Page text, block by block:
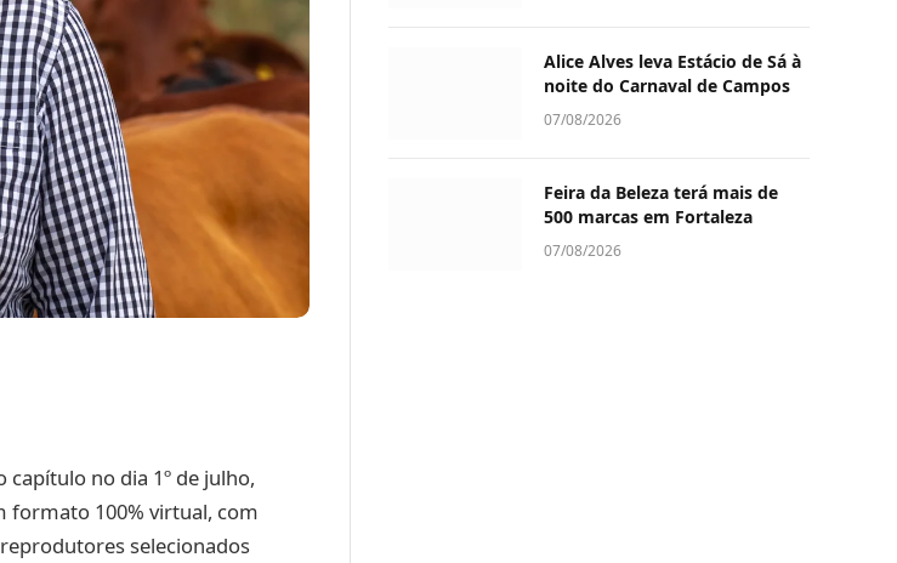
no dia 1º de julho,
formato 100% virtual, com
selecionados
Alice Alves leva Estácio de Sá à
noite do Carnaval de Campos
07/08/2026
Feira da Beleza terá mais de
500 marcas em Fortaleza
07/08/2026